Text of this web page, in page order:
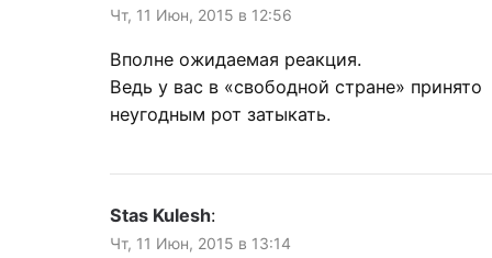
Чт, 11 Июн, 2015 в 12:56
Вполне ожидаемая реакция.
Ведь у вас в «свободной стране» принято
неугодным рот затыкать.
Stas Kulesh:
Чт, 11 Июн, 2015 в 13:14